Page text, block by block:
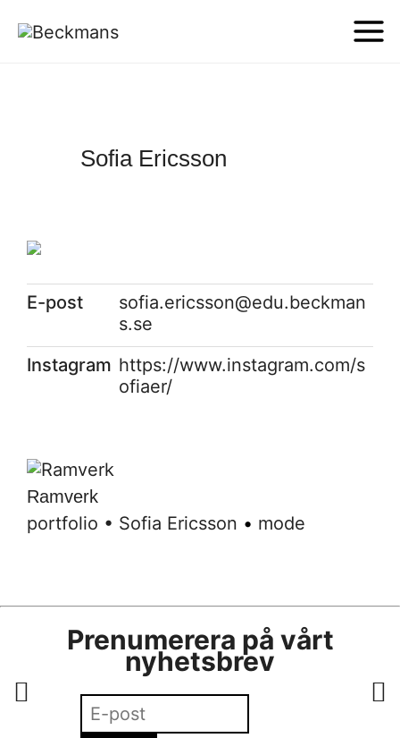
Sofia Ericsson
E-post
sofia.ericsson@edu.beckman
s.se
Instagram https://www.instagram.com/s
ofiaer/
Ramverk
portfolio • Sofia Ericsson • mode
Prenumerera på vårt
nyhetsbrev